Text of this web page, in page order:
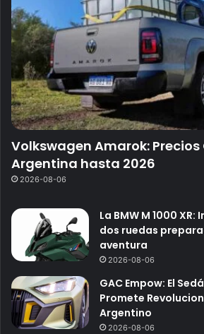
Volkswagen Amarok:
Argentina hasta 2026
2026-08-06
La BMW M 1000
dos ruedas
aventura
2026-08-06
GAC Empow: El
Promete
Argentino
2026-08-06